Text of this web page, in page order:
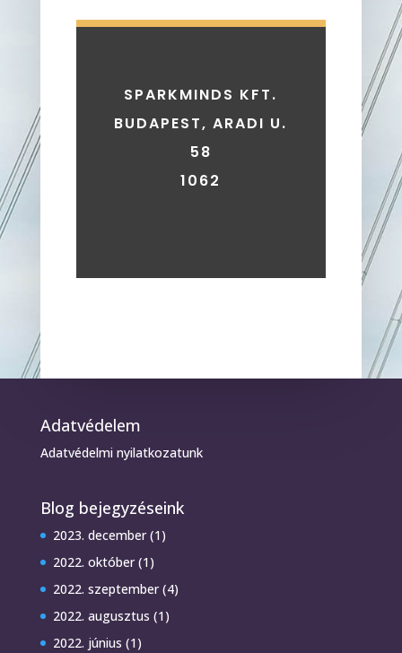
SPARKMINDS KFT.
BUDAPEST, ARADI U.
58
1062
Adatvédelem
Adatvédelmi nyilatkozatunk
Blog bejegyzéseink
2023. december(1)
2022. október(1)
2022. szeptember(4)
2022. augusztus (1)
2022. június (1)